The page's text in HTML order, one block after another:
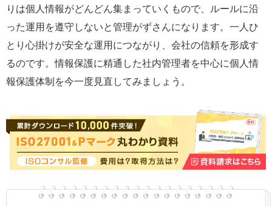
りは個人情報がどんどん集まっていくもので、ルールに沿
った運用を遵守しないと管理がずさんになります。一人ひ
とり心掛けが安全な運用につながり、会社の信頼を形成す
るのです。情報保護に精通した社内管理者を中心に個人情
報保護体制を今一度見直してみましょう。